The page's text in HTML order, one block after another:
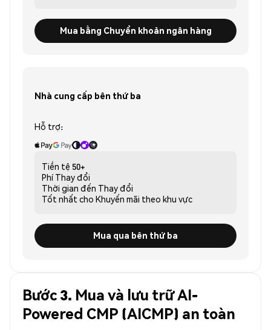
Mua bằng Chuyển khoản ngân hàng
Nhà cung cấp bên thứ ba
Hỗ trợ:
Tiền tệ 50+
Phí Thay đổi
Thời gian đến Thay đổi
Tốt nhất cho Khuyến mãi theo khu vực
Mua qua bên thứ ba
Bước 3. Mua và lưu trữ AI-
Powered CMP (AICMP) an toàn